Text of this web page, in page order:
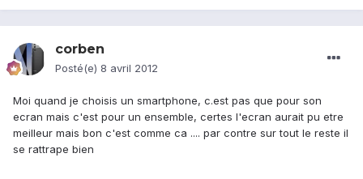
corben
Posté(e) 8 avril 2012
Moi quand je choisis un smartphone, c.est pas que pour son
ecran mais c'est pour un ensemble, certes l'ecran aurait pu etre
meilleur mais bon c'est comme ca .... par contre sur tout le reste il
se rattrape bien